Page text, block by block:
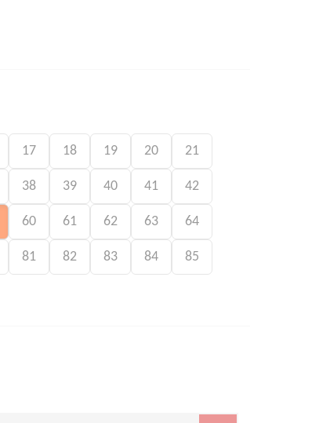
17 18 19 20 21
38 39 40 41 42
60 61 62 63 64
81 82 83 84 85